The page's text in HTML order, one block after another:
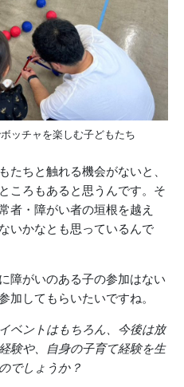
ッチャを楽しむ子どもたち
たちと触れる機会がないと、
ころもあると思うんです。そ
者・障がい者の垣根を越え
いかなとも思っているんで
障がいのある子の参加はない
加してもらいたいですね。
ントはもちろん、今後は放
験や、自身の子育て経験を生
でしょうか？